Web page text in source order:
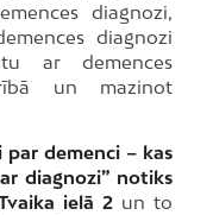
diagnozi,
diagnozi
ar demences
un mazinot
par demenci – kas
diagnozi” notiks
ielā 2 un to